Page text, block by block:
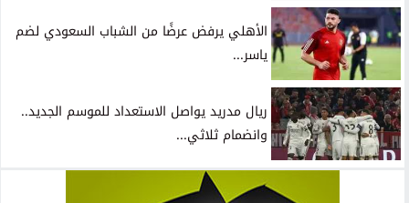
الأهلي يرفض عرضًا من الشباب السعودي لضم
ياسر...
ريال مدريد يواصل الاستعداد للموسم الجديد..
وانضمام ثلاثي...